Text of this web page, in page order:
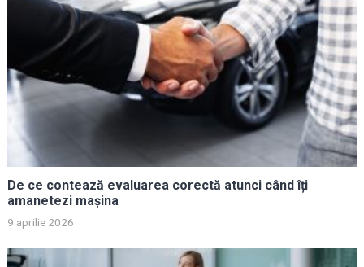
De ce contează evaluarea corectă atunci când îți
amanetezi mașina
9 aprilie 2026